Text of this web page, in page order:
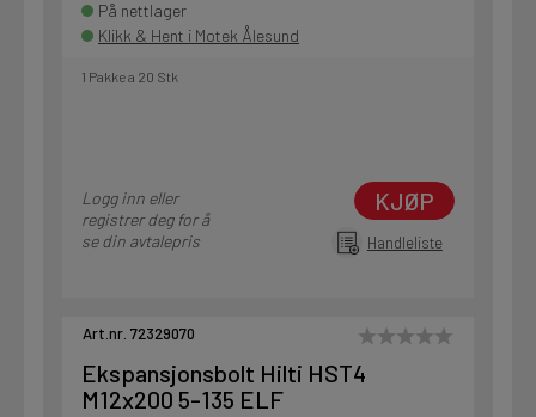
På nettlager
Klikk & Hent i Motek Ålesund
1 Pakke a 20 Stk
Logg inn eller
registrer deg for å
se din avtalepris
KJØP
Handleliste
Art.nr. 72329070
Ekspansjonsbolt Hilti HST4
M12x200 5-135 ELF